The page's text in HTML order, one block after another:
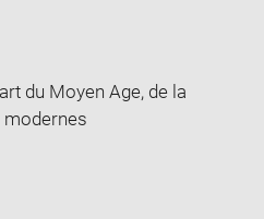
du Moyen Age, de la
modernes